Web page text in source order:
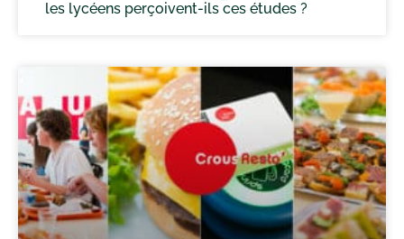
les lycéens perçoivent-ils ces études ?